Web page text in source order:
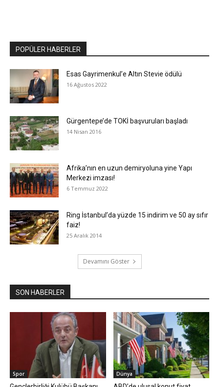
POPÜLER HABERLER
Esas Gayrimenkul’e Altın Stevie ödülü
16 Ağustos 2022
Gürgentepe’de TOKİ başvuruları başladı
14 Nisan 2016
Afrika’nın en uzun demiryoluna yine Yapı
Merkezi imzası!
6 Temmuz 2022
Ring İstanbul’da yüzde 15 indirim ve 50 ay sıfır
faiz!
25 Aralık 2014
Devamını Göster
SON HABERLER
Spor Dünya